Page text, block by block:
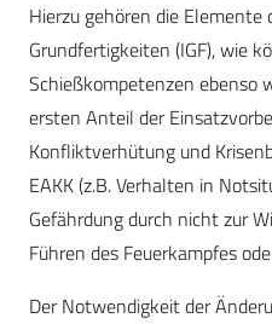
Hierzu gehören die Elemente
Grundfertigkeiten (IGF), wie
Schießkompetenzen ebenso
ersten Anteil der
Konfliktverhütung und
EAKK (z.B. Verhalten in
Gefährdung durch nicht zur
Führen des Feuerkampfes
Der Notwendigkeit der